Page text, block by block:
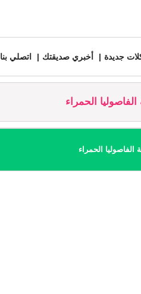
جديدة أخبري صديقتك اتصلي بنا
الحمراء
الحمراء